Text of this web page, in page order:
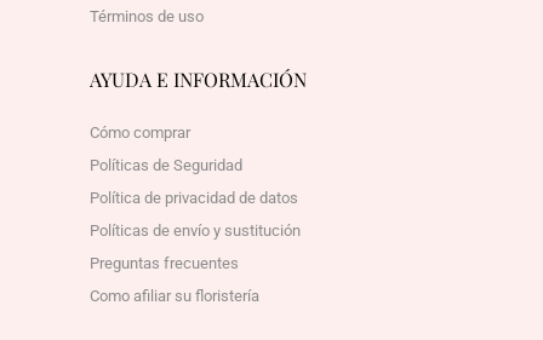
Términos de uso
AYUDA E INFORMACIÓN
Cómo comprar
Políticas de Seguridad
Política de privacidad de datos
Políticas de envío y sustitución
Preguntas frecuentes
Como afiliar su floristería